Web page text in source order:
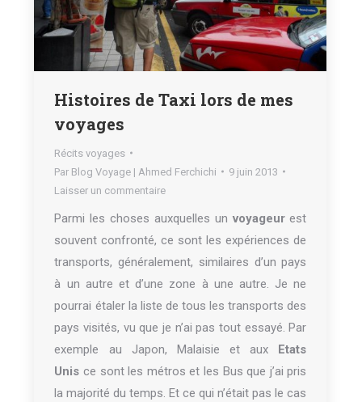
Histoires de Taxi lors de mes
voyages
Récits voyages
Par Blog Voyage | Ahmed Ferchichi
9 juin 2013
Laisser un commentaire
Parmi les choses auxquelles un voyageurest
souvent confronté, ce sont les expériences de
transports, généralement, similaires d’un pays
à un autre et d’une zone à une autre. Je ne
pourrai étaler la liste de tous les transports des
pays visités, vu que je n’ai pas tout essayé. Par
exemple au Japon, Malaisie et aux Etats
Unis ce sont les métros et les Bus que j’ai pris
la majorité du temps. Et ce qui n’était pas le cas